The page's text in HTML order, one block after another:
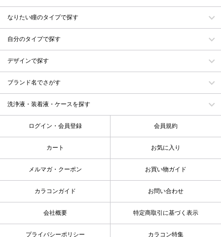
なりたい瞳のタイプで探す
自分のタイプで探す
デザインで探す
ブランド名でさがす
洗浄液・装着液・ケースを探す
ログイン・会員登録 会員規約
カート お気に入り
メルマガ・クーポン お買い物ガイド
カラコンガイド お問い合わせ
会社概要 特定商取引に基づく表示
プライバシーポリシー カラコン特集